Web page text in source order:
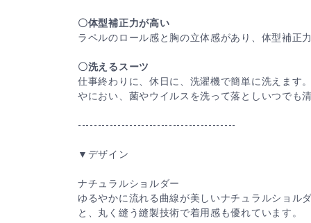
〇体型補正力が高い
ラペルのロール感と胸の立体感があり、体型補正
〇洗えるスーツ
仕事終わりに、休日に、洗濯機で簡単に洗えます
やにおい、菌やウイルスを洗って落としいつでも
----------------------------------------
▼デザイン
ナチュラルショルダー
ゆるやかに流れる曲線が美しいナチュラルショル
と、丸く縫う縫製技術で着用感も優れています。